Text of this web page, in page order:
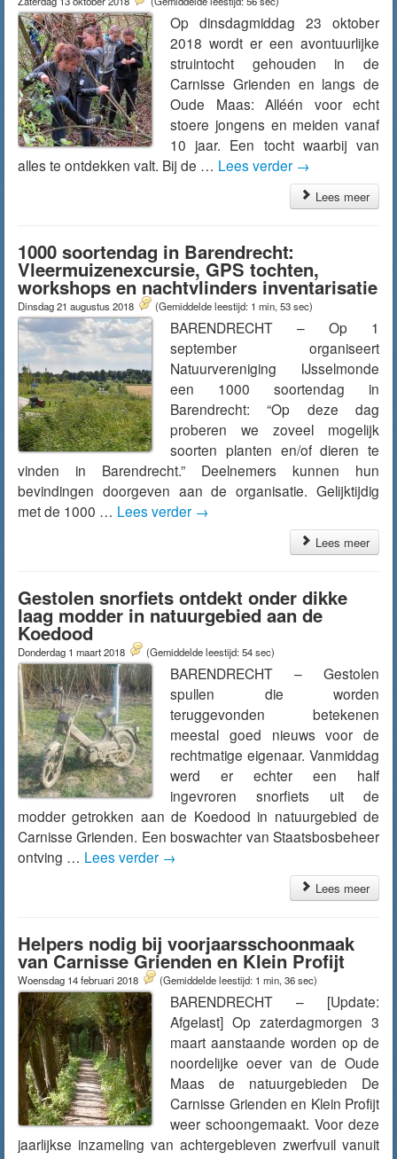
Op dinsdagmiddag 23 oktober
2018 wordt er een avontuurlijke
struintocht gehouden in de
Carnisse Grienden en langs de
Oude Maas: Alléén voor echt
stoere jongens en meiden vanaf
10 jaar. Een tocht waarbij van
alles te ontdekken valt. Bij de … Lees verder →
Lees meer
1000 soortendag in Barendrecht:
Vleermuizenexcursie, GPS tochten,
workshops en nachtvlinders inventarisatie
Dinsdag 21 augustus 2018 (Gemiddelde leestijd: 1 min, 53 sec)
BARENDRECHT – Op 1
september organiseert
Natuurvereniging IJsselmonde
een 1000 soortendag in
Barendrecht: “Op deze dag
proberen we zoveel mogelijk
soorten planten en/of dieren te
vinden in Barendrecht.” Deelnemers kunnen hun
bevindingen doorgeven aan de organisatie. Gelijktijdig
met de 1000 … Lees verder →
Lees meer
Gestolen snorfiets ontdekt onder dikke
laag modder in natuurgebied aan de
Koedood
Donderdag 1 maart 2018 (Gemiddelde leestijd: 54 sec)
BARENDRECHT – Gestolen
spullen die worden
teruggevonden betekenen
meestal goed nieuws voor de
rechtmatige eigenaar. Vanmiddag
werd er echter een half
ingevroren snorfiets uit de
modder getrokken aan de Koedood in natuurgebied de
Carnisse Grienden. Een boswachter van Staatsbosbeheer
ontving … Lees verder →
Lees meer
Helpers nodig bij voorjaarsschoonmaak
van Carnisse Grienden en Klein Profijt
Woensdag 14 februari 2018 (Gemiddelde leestijd: 1 min, 36 sec)
BARENDRECHT – [Update:
Afgelast] Op zaterdagmorgen 3
maart aanstaande worden op de
noordelijke oever van de Oude
Maas de natuurgebieden De
Carnisse Grienden en Klein Profijt
weer schoongemaakt. Voor deze
jaarlijkse inzameling van achtergebleven zwerfvuil vanuit